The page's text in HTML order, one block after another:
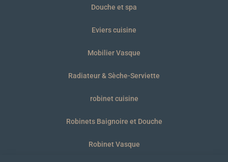
Douche et spa
Eviers cuisine
Mobilier Vasque
Radiateur & Sèche-Serviette
robinet cuisine
Robinets Baignoire et Douche
Robinet Vasque